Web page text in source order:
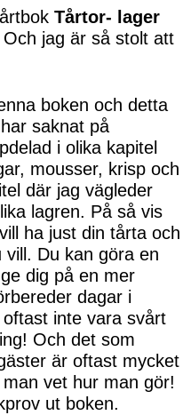
Tårtor- lager
Och jag är så stolt att
boken och detta
saknat på
i olika kapitel
mousser, krisp och
där jag vägleder
lagren. På så vis
ha just din tårta och
Du kan göra en
dig på en mer
dagar i
inte vara svårt
Och det som
är oftast mycket
vet hur man gör!
ut boken.